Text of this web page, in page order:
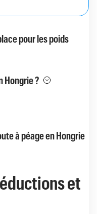
pour les poids
Hongrie ?
à péage en Hongrie
et